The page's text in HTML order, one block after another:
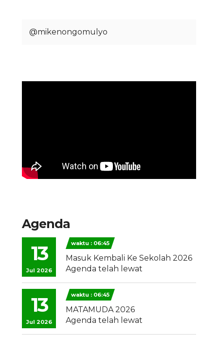
@mikenongomulyo
Agenda
13
Jul 2026
waktu : 06:45
Masuk Kembali Ke Sekolah 2026
Agenda telah lewat
13
Jul 2026
waktu : 06:45
MATAMUDA 2026
Agenda telah lewat